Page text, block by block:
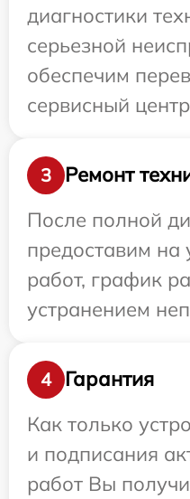
диагностики
серьезной
обеспечим
сервисный
3
Ремонт
После полной
предоставим на
работ, график
устранением
4
Гарантия
Как только
и подписания
работ Вы